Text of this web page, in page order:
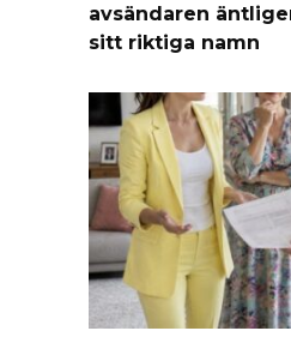
avsändaren
sitt riktiga namn